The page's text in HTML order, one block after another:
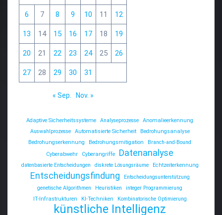
6 7 8 9 10 11 12
13 14 15 16 17 18 19
20 21 22 23 24 25 26
27 28 29 30 31
« Sep. Nov. »
Adaptive Sicherheitssysteme Analyseprozesse
Anomalieerkennung
Auswahlprozesse
Automatisierte Sicherheit
Bedrohungsanalyse
Bedrohungserkennung
Bedrohungsmitigation
Branch-and-Bound
Cyberabwehr
Cyberangriffe Datenanalyse
datenbasierte Entscheidungen diskrete Lösungsräume Echtzeiterkennung
Entscheidungsfindung
Entscheidungsunterstützung
genetische Algorithmen
Heuristiken
integer Programmierung
IT-Infrastrukturen
KI-Techniken Kombinatorische Optimierung
künstliche Intelligenz